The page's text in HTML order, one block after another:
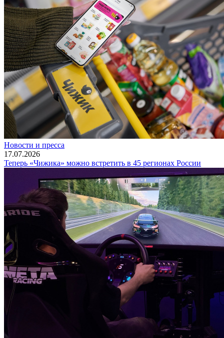
Новости и пресса
17.07.2026
Теперь «Чижика» можно встретить в 45 регионах России